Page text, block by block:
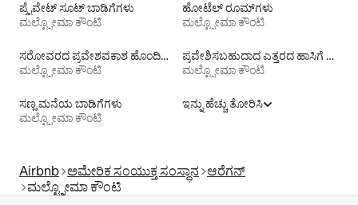
ಪ್ರೈವೇಟ್ ಸೂಟ್ ಬಾಡಿಗೆಗಳು
ಮಲ್ಟ್ನೋಮಾ ಕೌಂಟಿ
ಹೋಟೆಲ್ ರೂಮ್‌ಗಳು
ಮಲ್ಟ್ನೋಮಾ ಕೌಂಟಿ
ಸರೋವರದ ಪ್ರವೇಶವಕಾಶ ಹೊಂದಿರುವ ಬಾಡಿಗೆಗಳು
ಮಲ್ಟ್ನೋಮಾ ಕೌಂಟಿ
ಪ್ರವೇಶಿಸಬಹುದಾದ ಎತ್ತರದ ಹಾಸಿಗೆ ಹೊಂದಿರುವ ಬಾಡಿಗೆಗಳು
ಮಲ್ಟ್ನೋಮಾ ಕೌಂಟಿ
ಸಣ್ಣ ಮನೆಯ ಬಾಡಿಗೆಗಳು
ಮಲ್ಟ್ನೋಮಾ ಕೌಂಟಿ
ಇನ್ನು ಹೆಚ್ಚು ತೋರಿಸಿ
Airbnb ಅಮೇರಿಕ ಸಂಯುಕ್ತ ಸಂಸ್ಥಾನ ಆರೆಗನ್
ಮಲ್ಟ್ನೋಮಾ ಕೌಂಟಿ